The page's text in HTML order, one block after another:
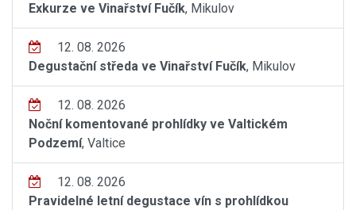
Exkurze ve Vinařství Fučík, Mikulov
12. 08. 2026
Degustační středa ve Vinařství Fučík, Mikulov
12. 08. 2026
Noční komentované prohlídky ve Valtickém
Podzemí, Valtice
12. 08. 2026
Pravidelné letní degustace vín s prohlídkou